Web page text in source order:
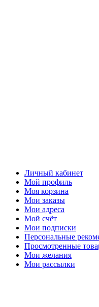
Личный кабинет
Мой профиль
Моя корзина
Мои заказы
Мои адреса
Мой счёт
Мои подписки
Персональные
Просмотренные
Мои желания
Мои рассылки